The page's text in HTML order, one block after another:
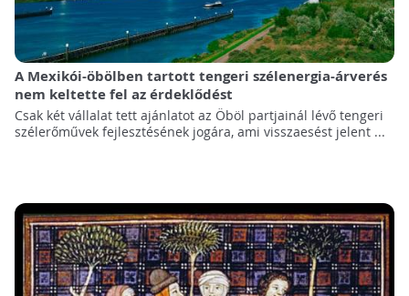
A Mexikói-öbölben tartott tengeri szélenergia-árverés
nem keltette fel az érdeklődést
Csak két vállalat tett ajánlatot az Öböl partjainál lévő tengeri
szélerőművek fejlesztésének jogára, ami visszaesést jelent ...